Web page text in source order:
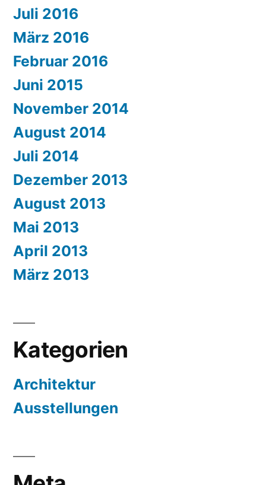
Juli 2016
März 2016
Februar 2016
Juni 2015
November 2014
August 2014
Juli 2014
Dezember 2013
August 2013
Mai 2013
April 2013
März 2013
Kategorien
Architektur
Ausstellungen